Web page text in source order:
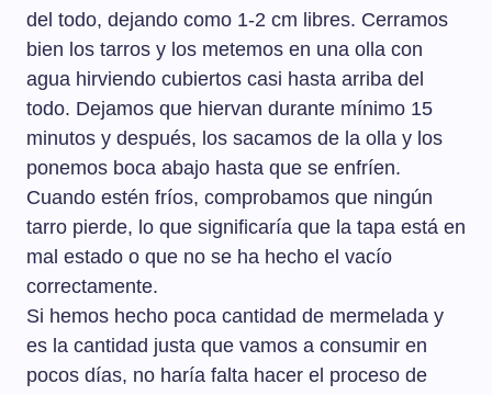
del todo, dejando como 1-2 cm libres. Cerramos
bien los tarros y los metemos en una olla con
agua hirviendo cubiertos casi hasta arriba del
todo. Dejamos que hiervan durante mínimo 15
minutos y después, los sacamos de la olla y los
ponemos boca abajo hasta que se enfríen.
Cuando estén fríos, comprobamos que ningún
tarro pierde, lo que significaría que la tapa está en
mal estado o que no se ha hecho el vacío
correctamente.
Si hemos hecho poca cantidad de mermelada y
es la cantidad justa que vamos a consumir en
pocos días, no haría falta hacer el proceso de